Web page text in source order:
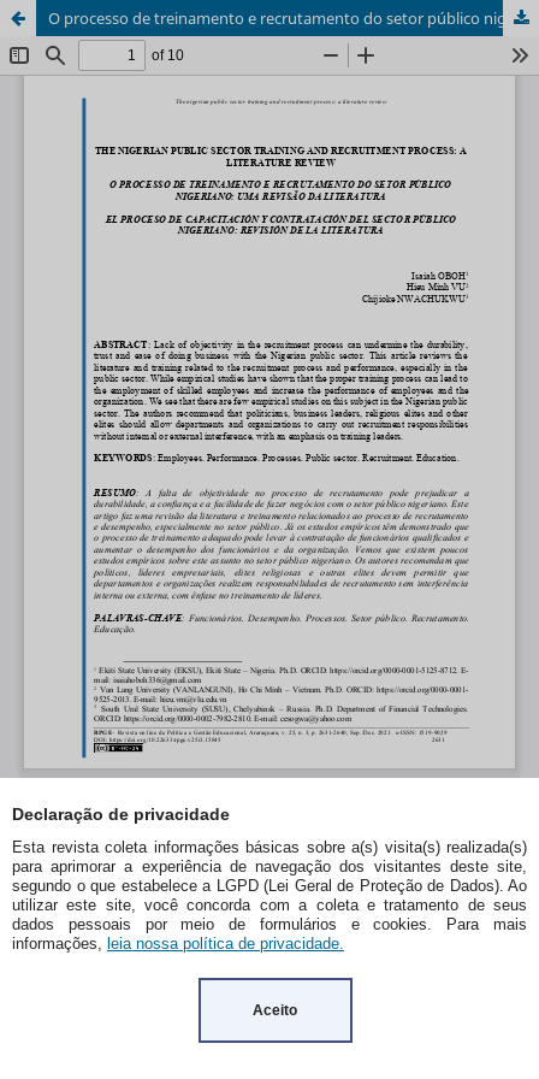
Declaração de privacidade
Esta revista coleta informações básicas sobre a(s) visita(s) realizada(s)
para aprimorar a experiência de navegação dos visitantes deste site,
segundo o que estabelece a LGPD (Lei Geral de Proteção de Dados). Ao
utilizar este site, você concorda com a coleta e tratamento de seus
dados pessoais por meio de formulários e cookies. Para mais
informações, leia nossa política de privacidade.
Aceito
O processo de treinamento e recrutamento do setor público nigeriano: uma revisão da literatura